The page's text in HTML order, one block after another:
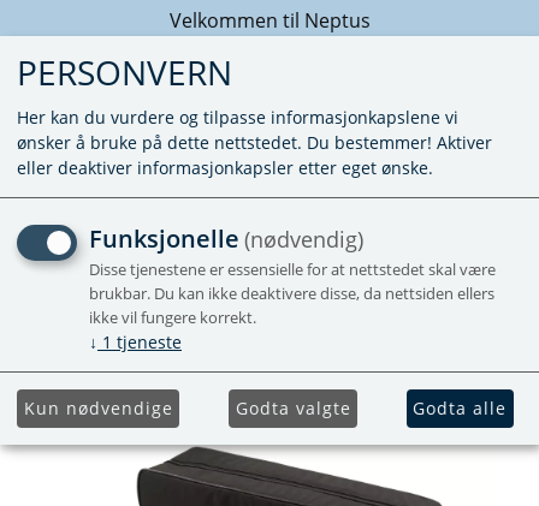
Velkommen til Neptus
TRYKKTESTER TYPE 150
PERSONVERN
Her kan du vurdere og tilpasse informasjonkapslene vi
ønsker å bruke på dette nettstedet. Du bestemmer! Aktiver
eller deaktiver informasjonkapsler etter eget ønske.
Funksjonelle (nødvendig)
Disse tjenestene er essensielle for at nettstedet skal være
brukbar. Du kan ikke deaktivere disse, da nettsiden ellers
ikke vil fungere korrekt.
↓ 1 tjeneste
Kun nødvendige Godta valgte Godta alle